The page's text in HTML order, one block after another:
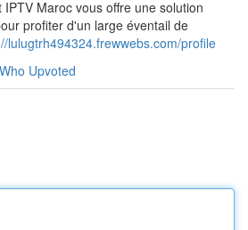
Maroc vous offre une solution
profiter d'un large éventail de
lulugtrh494324.frewwebs.com/profile
Who Upvoted